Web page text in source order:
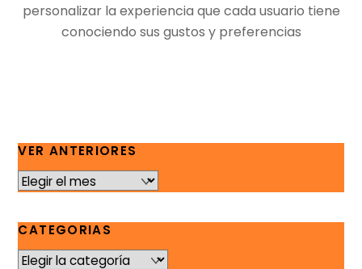
personalizar la experiencia que cada usuario tiene
conociendo sus gustos y preferencias
VER ANTERIORES
VER
CATEGORIAS
CATEGORIAS